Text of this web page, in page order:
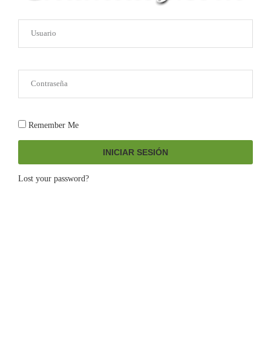
Remember Me
INICIAR SESIÓN
Lost your password?